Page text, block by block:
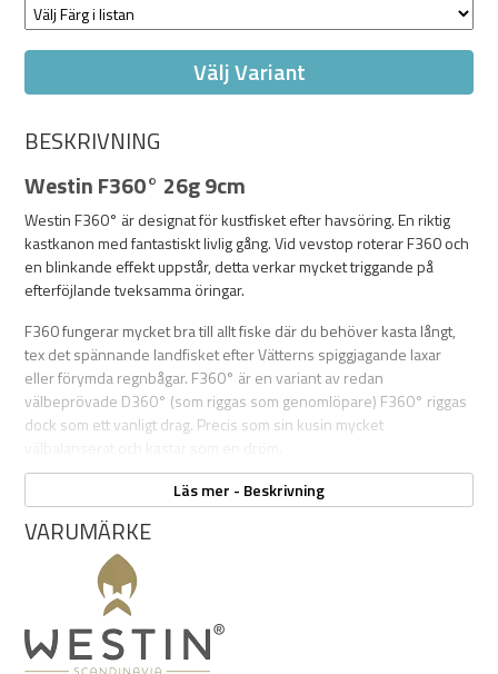
Välj Variant
BESKRIVNING
Westin F360° 26g 9cm
Westin F360° är designat för kustfisket efter havsöring. En riktig
kastkanon med fantastiskt livlig gång. Vid vevstop roterar F360 och
en blinkande effekt uppstår, detta verkar mycket triggande på
efterföjlande tveksamma öringar.
F360 fungerar mycket bra till allt fiske där du behöver kasta långt,
tex det spännande landfisket efter Vätterns spiggjagande laxar
eller förymda regnbågar. F360° är en variant av redan
välbeprövade D360° (som riggas som genomlöpare) F360° riggas
dock som ett vanligt drag. Precis som sin kusin mycket
Fiska hem F360° med tempoväxlingar och vevstop.
Egenskaper:
Vikt: 26g
Längd: 90mm
Kastkanon
Läs mer - Beskrivning
VARUMÄRKE